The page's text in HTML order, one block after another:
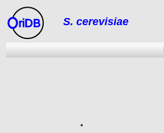
riDB S. cerevisiae